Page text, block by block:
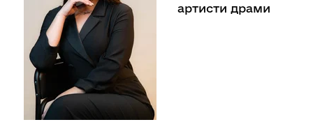
артисти драми